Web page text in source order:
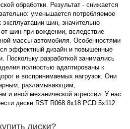
обработки. Результат - снижается
уменьшается потребляемое
шин, значительно
шин при вождении, вследствие
массы автомобиля. Особенностями
эффектный дизайн и повышенные
Поскольку разработкой занимались
полностью адаптированы к
и воспринимаемых нагрузок. Они
разламывающим,
и иной механической агрессии. У нас
диски RST R068 8x18 PCD 5x112
диски?